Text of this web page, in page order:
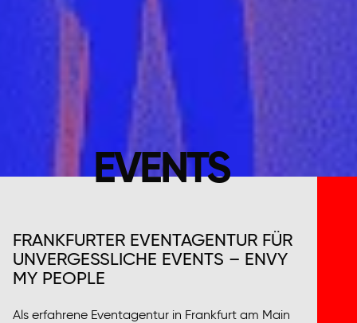
EVENTS
FRANKFURTER EVENTAGENTUR FÜR
UNVERGESSLICHE EVENTS – ENVY
MY PEOPLE
Als erfahrene Eventagentur in Frankfurt am Main